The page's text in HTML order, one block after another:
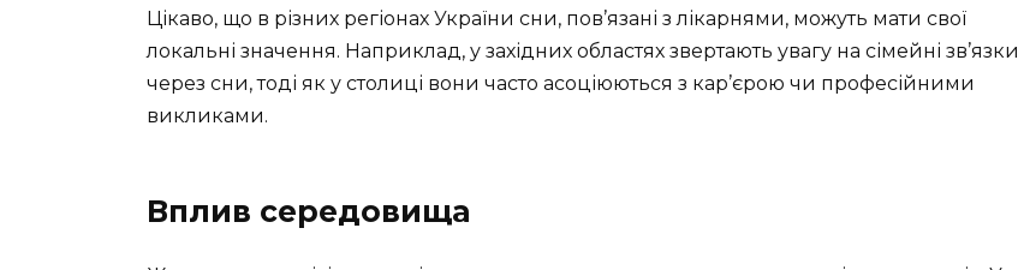
Цікаво, що в різних регіонах України сни, пов’язані з лікарнями, можуть мати свої
локальні значення. Наприклад, у західних областях звертають увагу на сімейні зв’язки
через сни, тоді як у столиці вони часто асоціюються з кар’єрою чи професійними
викликами.
Вплив середовища